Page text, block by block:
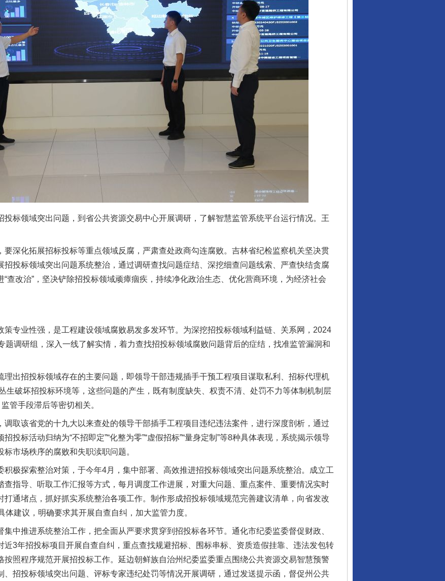
领域突出问题，到省公共资源交易中心开展调研，了解智慧监管系统平台运行情况。王
化拓展招标投标等重点领域反腐，严肃查处政商勾连腐败。吉林省纪检监察机关坚决贯
招投标领域突出问题系统整治，通过调研查找问题症结、深挖细查问题线索、严查快结贪腐
查改治”，坚决铲除招投标领域顽瘴痼疾，持续净化政治生态、优化营商环境，为经济社会
业性强，是工程建设领域腐败易发多发环节。为深挖招投标领域利益链、关系网，2024
题调研组，深入一线了解实情，着力查找招投标领域腐败问题背后的症结，找准监管漏洞和
招投标领域存在的主要问题，即领导干部违规插手干预工程项目谋取私利、招标代理机
生破坏招投标环境等，这些问题的产生，既有制度缺失、权责不清、处罚不力等体制机制层
管手段滞后等密切相关。
该省党的十九大以来查处的领导干部插手工程项目违纪违法案件，进行深度剖析，通过
投标活动归纳为“不招即定”“化整为零”“虚假招标”“量身定制”等8种具体表现，系统揭示领导
市场秩序的腐败和失职渎职问题。
探索整治对策，于今年4月，集中部署、高效推进招投标领域突出问题系统整治。成立工
查指导、听取工作汇报等方式，每月调度工作进展，对重大问题、重点案件、重要情况实时
打通堵点，抓好抓实系统整治各项工作。制作形成招投标领域规范完善建议清单，向省发改
建议，明确要求其开展自查自纠，加大监管力度。
推进系统整治工作，把全面从严要求贯穿到招投标各环节。通化市纪委监委督促财政、
近3年招投标项目开展自查自纠，重点查找规避招标、围标串标、资质造假挂靠、违法发包转
照程序规范开展招投标工作。延边朝鲜族自治州纪委监委重点围绕公共资源交易智慧预警
、招投标领域突出问题、评标专家违纪处罚等情况开展调研，通过发送提示函，督促州公共